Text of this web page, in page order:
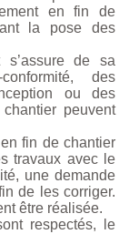
en fin de
la pose des
s’assure de sa
des
ou des
peuvent
fin de chantier
travaux avec le
une demande
de les corriger.
être réalisée.
respectés, le